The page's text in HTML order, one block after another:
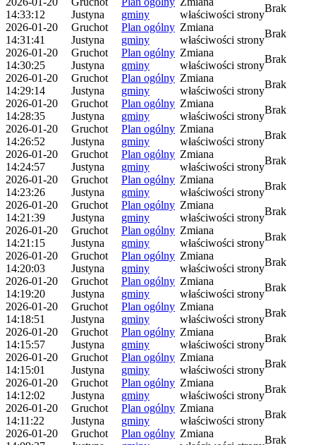
14:33:12
Justyna
gminy
właściwości strony
Brak
2026-01-20
14:31:41
Gruchot
Justyna
Plan ogólny
gminy
Zmiana
właściwości strony
Brak
2026-01-20
14:30:25
Gruchot
Justyna
Plan ogólny
gminy
Zmiana
właściwości strony
Brak
2026-01-20
14:29:14
Gruchot
Justyna
Plan ogólny
gminy
Zmiana
właściwości strony
Brak
2026-01-20
14:28:35
Gruchot
Justyna
Plan ogólny
gminy
Zmiana
właściwości strony
Brak
2026-01-20
14:26:52
Gruchot
Justyna
Plan ogólny
gminy
Zmiana
właściwości strony
Brak
2026-01-20
14:24:57
Gruchot
Justyna
Plan ogólny
gminy
Zmiana
właściwości strony
Brak
2026-01-20
14:23:26
Gruchot
Justyna
Plan ogólny
gminy
Zmiana
właściwości strony
Brak
2026-01-20
14:21:39
Gruchot
Justyna
Plan ogólny
gminy
Zmiana
właściwości strony
Brak
2026-01-20
14:21:15
Gruchot
Justyna
Plan ogólny
gminy
Zmiana
właściwości strony
Brak
2026-01-20
14:20:03
Gruchot
Justyna
Plan ogólny
gminy
Zmiana
właściwości strony
Brak
2026-01-20
14:19:20
Gruchot
Justyna
Plan ogólny
gminy
Zmiana
właściwości strony
Brak
2026-01-20
14:18:51
Gruchot
Justyna
Plan ogólny
gminy
Zmiana
właściwości strony
Brak
2026-01-20
14:15:57
Gruchot
Justyna
Plan ogólny
gminy
Zmiana
właściwości strony
Brak
2026-01-20
14:15:01
Gruchot
Justyna
Plan ogólny
gminy
Zmiana
właściwości strony
Brak
2026-01-20
14:12:02
Gruchot
Justyna
Plan ogólny
gminy
Zmiana
właściwości strony
Brak
2026-01-20
14:11:22
Gruchot
Justyna
Plan ogólny
gminy
Zmiana
właściwości strony
Brak
2026-01-20
Gruchot
Plan ogólny Zmiana
Brak